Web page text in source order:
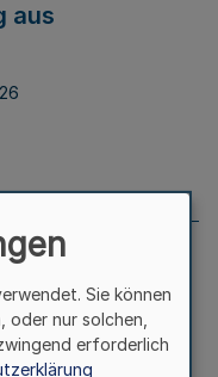
aus
vom
Sie können
oder nur solchen,
erforderlich